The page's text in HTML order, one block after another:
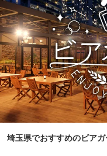
埼玉県でおすすめのビア